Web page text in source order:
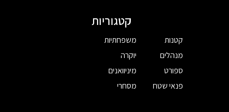
קטגוריות
קטנות
מנהלים
ספורט
פנאי שטח
משפחתיות
יוקרה
מיניוואנים
מסחרי